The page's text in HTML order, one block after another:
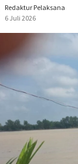
Redaktur Pelaksana
6 Juli 2026